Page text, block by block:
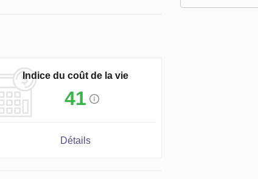
Indice du coût de la vie
41
Détails